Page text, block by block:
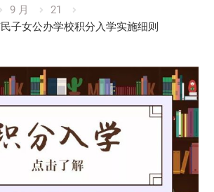
9 月
21
子女公办学校积分入学实施细则